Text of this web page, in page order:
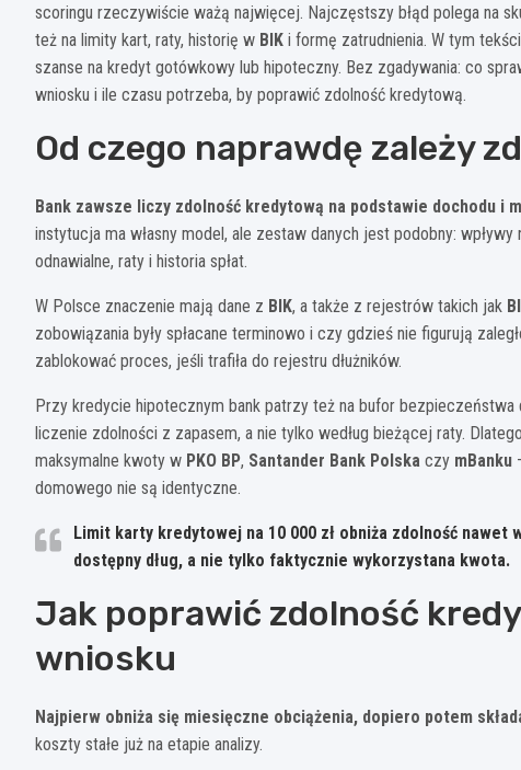
scoringu rzeczywiście ważą najwięcej. Najczęstszy błąd polega na
też na limity kart, raty, historię w BIK i formę zatrudnienia. W tym
szanse na kredyt gotówkowy lub hipoteczny. Bez zgadywania: co
wniosku i ile czasu potrzeba, by poprawić zdolność kredytową.
Od czego naprawdę zależy
Bank zawsze liczy zdolność kredytową na podstawie dochodu i
instytucja ma własny model, ale zestaw danych jest podobny:
odnawialne, raty i historia spłat.
W Polsce znaczenie mają dane z BIK, a także z rejestrów takich jak
zobowiązania były spłacane terminowo i czy gdzieś nie figurują
zablokować proces, jeśli trafiła do rejestru dłużników.
Przy kredycie hipotecznym bank patrzy też na bufor
liczenie zdolności z zapasem, a nie tylko według bieżącej raty.
maksymalne kwoty w PKO BP, Santander Bank Polska czy mBanku
domowego nie są identyczne.
Limit karty kredytowej na 10 000 zł obniża zdolność nawet
dostępny dług, a nie tylko faktycznie wykorzystana kwota.
Jak poprawić zdolność
wniosku
Najpierw obniża się miesięczne obciążenia, dopiero potem
koszty stałe już na etapie analizy.